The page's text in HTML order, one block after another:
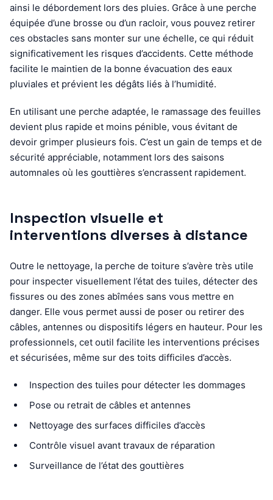
ainsi le débordement lors des pluies. Grâce à une perche
équipée d’une brosse ou d’un racloir, vous pouvez retirer
ces obstacles sans monter sur une échelle, ce qui réduit
significativement les risques d’accidents. Cette méthode
facilite le maintien de la bonne évacuation des eaux
pluviales et prévient les dégâts liés à l’humidité.
En utilisant une perche adaptée, le ramassage des feuilles
devient plus rapide et moins pénible, vous évitant de
devoir grimper plusieurs fois. C’est un gain de temps et de
sécurité appréciable, notamment lors des saisons
automnales où les gouttières s’encrassent rapidement.
Inspection visuelle et
interventions diverses à distance
Outre le nettoyage, la perche de toiture s’avère très utile
pour inspecter visuellement l’état des tuiles, détecter des
fissures ou des zones abîmées sans vous mettre en
danger. Elle vous permet aussi de poser ou retirer des
câbles, antennes ou dispositifs légers en hauteur. Pour les
professionnels, cet outil facilite les interventions précises
et sécurisées, même sur des toits difficiles d’accès.
Inspection des tuiles pour détecter les dommages
Pose ou retrait de câbles et antennes
Nettoyage des surfaces difficiles d’accès
Contrôle visuel avant travaux de réparation
Surveillance de l’état des gouttières